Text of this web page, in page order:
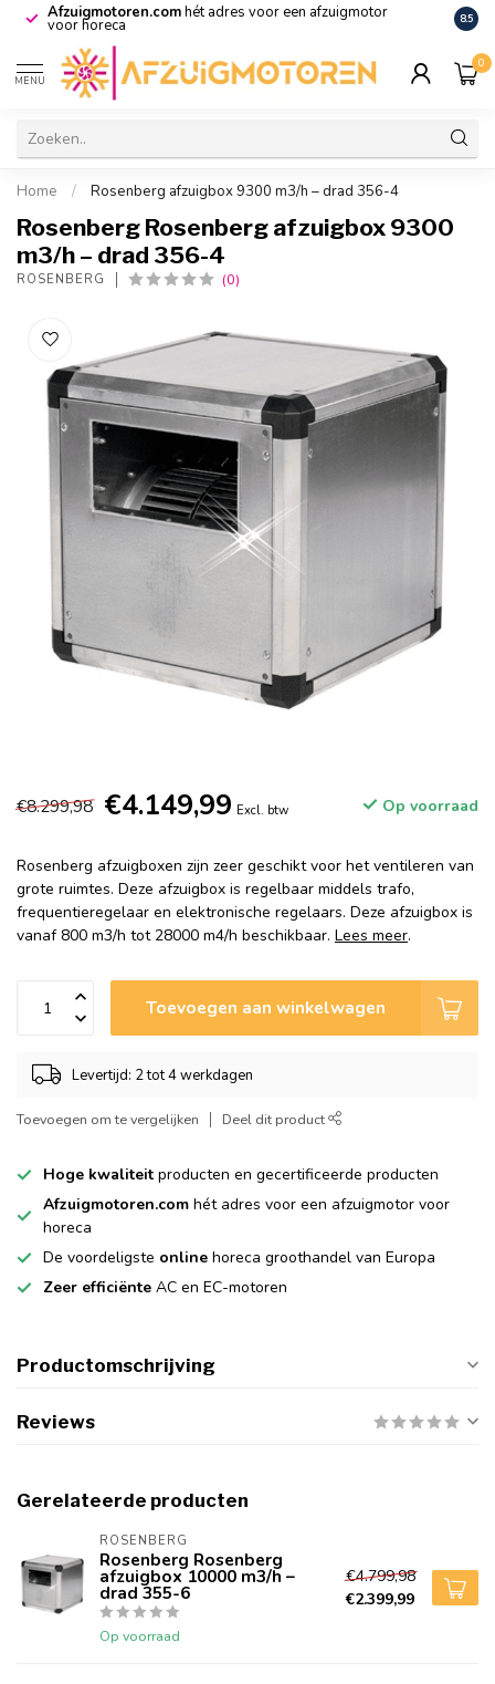
Afzuigmotoren.comhét adres voor een afzuigmotor
voor horeca De
8.5
MENU
0
Home / Rosenberg afzuigbox 9300 m3/h – drad 356-4
Rosenberg Rosenberg afzuigbox 9300
m3/h – drad 356-4
ROSENBERG (0)
€8.299,98 €4.149,99 Excl. btw Op voorraad
Rosenberg afzuigboxen zijn zeer geschikt voor het ventileren van
grote ruimtes. Deze afzuigbox is regelbaar middels trafo,
frequentieregelaar en elektronische regelaars. Deze afzuigbox is
vanaf 800 m3/h tot 28000 m4/h beschikbaar. Lees meer.
Toevoegen aan winkelwagen
Levertijd: 2 tot 4 werkdagen
Toevoegen om te vergelijken Deel dit product
Hoge kwaliteit producten en gecertificeerde producten
Afzuigmotoren.com hét adres voor een afzuigmotor voor
horeca
De voordeligste online horeca groothandel van Europa
Zeer efficiënte AC en EC-motoren
Productomschrijving
Reviews
Gerelateerde producten
ROSENBERG
Rosenberg Rosenberg
afzuigbox 10000 m3/h –
drad 355-6
Op voorraad
€4.799,98
€2.399,99